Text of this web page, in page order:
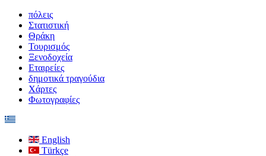
πόλεις
Στατιστική
Θράκη
Τουρισμός
Ξενοδοχεία
Εταιρείες
δημοτικά τραγούδια
Χάρτες
Φωτογραφίες
English
Türkçe